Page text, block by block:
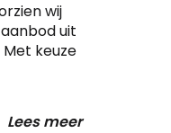
wij
uit
keuze
Lees meer